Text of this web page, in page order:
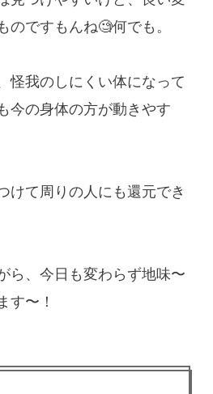
のですもんね🧐何でも。
怪我のしにくい体になって
今の身体の方が動きやす
けて周りの人にも還元でき
ら、今日も変わらず地味〜
す〜！